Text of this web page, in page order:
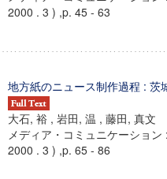
2000 . 3 ) ,p. 45 - 63
地方紙のニュース制作過程 : 茨
大石, 裕 , 岩田, 温 , 藤田, 真文
メディア・コミュニケーショ
2000 . 3 ) ,p. 65 - 86